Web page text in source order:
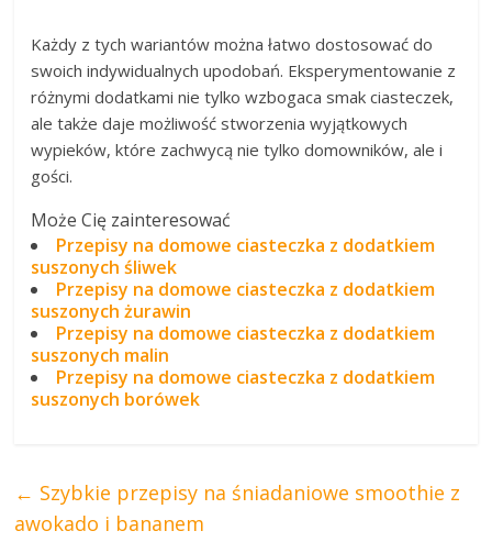
Każdy z tych wariantów można łatwo dostosować do
swoich indywidualnych upodobań. Eksperymentowanie z
różnymi dodatkami nie tylko wzbogaca smak ciasteczek,
ale także daje możliwość stworzenia wyjątkowych
wypieków, które zachwycą nie tylko domowników, ale i
gości.
Może Cię zainteresować
Przepisy na domowe ciasteczka z dodatkiem
suszonych śliwek
Przepisy na domowe ciasteczka z dodatkiem
suszonych żurawin
Przepisy na domowe ciasteczka z dodatkiem
suszonych malin
Przepisy na domowe ciasteczka z dodatkiem
suszonych borówek
← Szybkie przepisy na śniadaniowe smoothie z
awokado i bananem